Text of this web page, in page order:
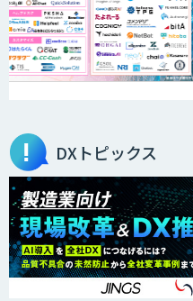
JAPAN
オーダ
Brain
DXトピックス